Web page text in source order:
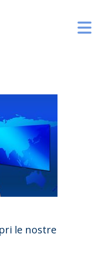
le nostre